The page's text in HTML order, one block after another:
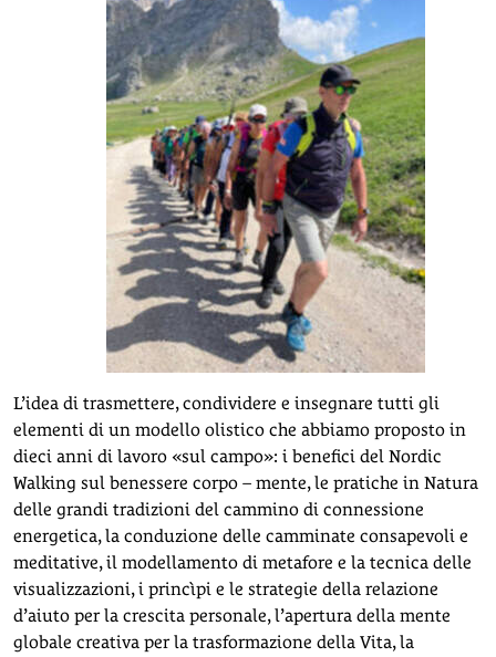
L’idea di trasmettere, condividere e insegnare tutti gli
elementi di un modello olistico che abbiamo proposto in
dieci anni di lavoro «sul campo»: i benefici del Nordic
Walking sul benessere corpo – mente, le pratiche in Natura
delle grandi tradizioni del cammino di connessione
energetica, la conduzione delle camminate consapevoli e
meditative, il modellamento di metafore e la tecnica delle
visualizzazioni, i princìpi e le strategie della relazione
d’aiuto per la crescita personale, l’apertura della mente
globale creativa per la trasformazione della Vita, la